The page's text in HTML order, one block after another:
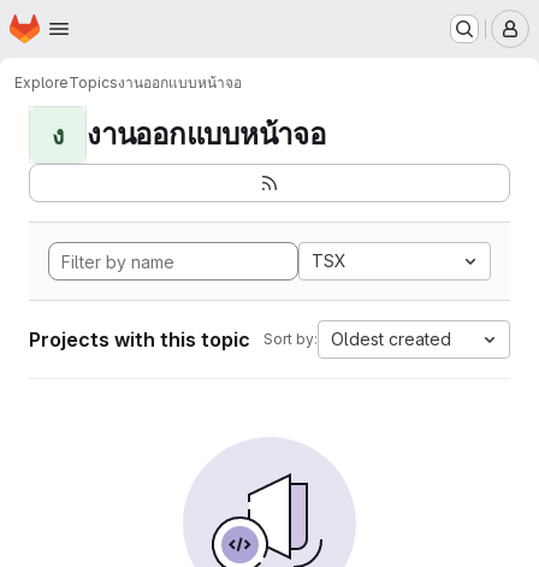
Skip to main content
Homepage
ExploreTopicsงานออกแบบหน้าจอ
ง งานออกแบบหน้าจอ
TSX
Projects with this topic Sort by: Oldest created